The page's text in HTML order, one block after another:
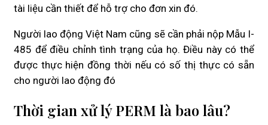
tài liệu cần thiết để hỗ trợ cho đơn xin đó.
Người lao động Việt Nam cũng sẽ cần phải nộp Mẫu I-
485 để điều chỉnh tình trạng của họ. Điều này có thể
được thực hiện đồng thời nếu có số thị thực có sẵn
cho người lao động đó
Thời gian xử lý PERM là bao lâu?